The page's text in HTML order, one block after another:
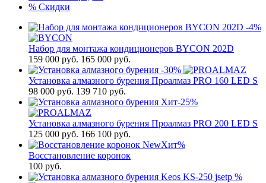
% Скидки
-4%
Набор для монтажа кондиционеров BYCON 202D
159 000 руб. 165 000 руб.
-30%
Установка алмазного бурения Проалмаз PRO 160 LED S
98 000 руб. 139 710 руб.
Хит-25%
Установка алмазного бурения Проалмаз PRO 200 LED S
125 000 руб. 166 100 руб.
NewХит%
Восстановление коронок
100 руб.
%